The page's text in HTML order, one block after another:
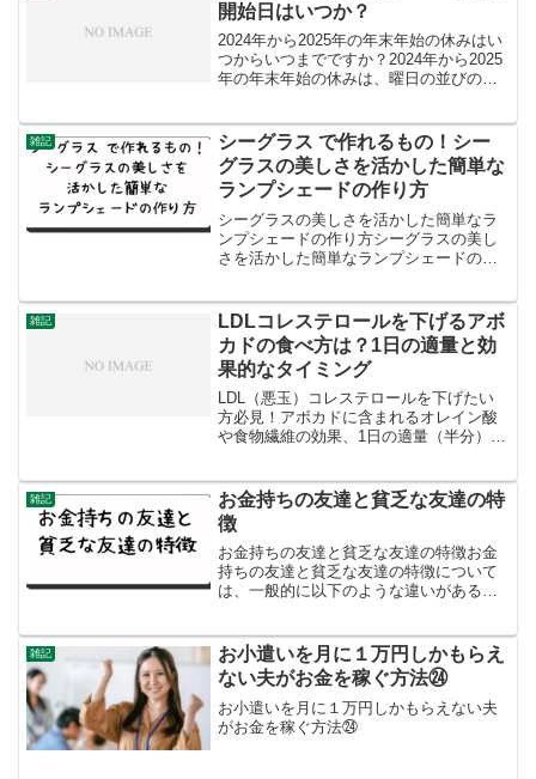
開始日はいつか？
2024年から2025年の年末年始の休みはい
つからいつまでですか？2024年から2025
年の年末年始の休みは、曜日の並びの関
（日）～1月3日（金）の6日間最大9連
休...
雑記
シーグラス で作れるもの！シー
グラスの美しさを活かした簡単な
ランプシェードの作り方
シーグラスの美しさを活かした簡単なラ
ンプシェードの作り方シーグラスの美し
さを活かした簡単なランプシェードの作
グラスはその透明感とカラフルさが魅力
的で、夏のインテリアにぴ...
雑記
LDLコレステロールを下げるアボ
カドの食べ方は？1日の適量と効
果的なタイミング
LDL（悪玉）コレステロールを下げたい
方必見！アボカドに含まれるオレイン酸
や食物繊維の効果、1日の適量（半分）、
値改善を助ける最強の食べ合わせレシピ
も紹介。今日からできる食事改善法をチ
ェック！
雑記
お金持ちの友達と貧乏な友達の特
徴
お金持ちの友達と貧乏な友達の特徴お金
持ちの友達と貧乏な友達の特徴について
は、一般的に以下のような違いがあると
築に時間を費やす傾向があります。一
方、貧乏な人は短期的な...
雑記
お小遣いを月に１万円しかもらえ
ない夫がお金を稼ぐ方法㉔
お小遣いを月に１万円しかもらえない夫
がお金を稼ぐ方法㉔